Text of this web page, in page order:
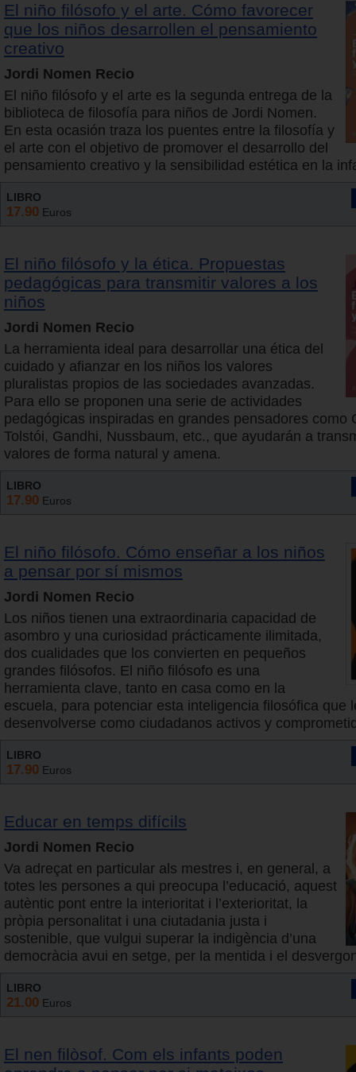
El niño filósofo y el arte. Cómo favorecer
que los niños desarrollen el pensamiento
creativo
Jordi Nomen Recio
El niño filósofo y el arte es la segunda entrega de la
biblioteca de filosofía para niños de Jordi Nomen.
En esta ocasión traza los puentes entre la filosofía y
el arte con el objetivo de promover el desarrollo del
pensamiento creativo y la sensibilidad estética en la
LIBRO
17.90 Euros
El niño filósofo y la ética. Propuestas
pedagógicas para transmitir valores a los
niños
Jordi Nomen Recio
La herramienta ideal para desarrollar una ética del
cuidado y afianzar en los niños los valores
pluralistas propios de las sociedades avanzadas.
Para ello se proponen una serie de actividades
pedagógicas inspiradas en grandes pensadores como
Tolstói, Gandhi, Nussbaum, etc., que ayudarán a
valores de forma natural y amena.
LIBRO
17.90 Euros
El niño filósofo. Cómo enseñar a los niños
a pensar por sí mismos
Jordi Nomen Recio
Los niños tienen una extraordinaria capacidad de
asombro y una curiosidad prácticamente ilimitada,
dos cualidades que los convierten en pequeños
grandes filósofos. El niño filósofo es una
herramienta clave, tanto en casa como en la
escuela, para potenciar esta inteligencia filosófica que
desenvolverse como ciudadanos activos y
LIBRO
17.90 Euros
Educar en temps difícils
Jordi Nomen Recio
Va adreçat en particular als mestres i, en general, a
totes les persones a qui preocupa l’educació, aquest
autèntic pont entre la interioritat i l’exterioritat, la
pròpia personalitat i una ciutadania justa i
sostenible, que vulgui superar la indigència d’una
democràcia avui en setge, per la mentida i el
LIBRO
21.00 Euros
El nen filòsof. Com els infants poden